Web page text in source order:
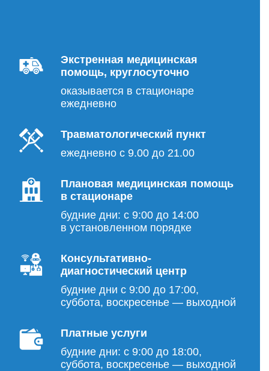
Экстренная медицинская
помощь, круглосуточно
оказывается в стационаре
ежедневно
Травматологический пункт
ежедневно с 9.00 до 21.00
Плановая медицинская помощь
в стационаре
будние дни: с 9:00 до 14:00
в установленном порядке
Консультативно-
диагностический центр
будние дни с 9:00 до 17:00,
суббота, воскресенье — выходной
Платные услуги
будние дни: с 9:00 до 18:00,
суббота, воскресенье — выходной